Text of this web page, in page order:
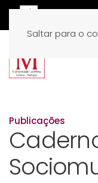
Saltar para o
Publicações